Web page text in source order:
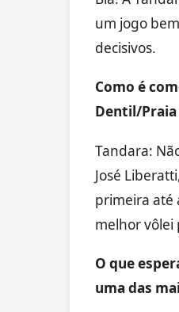
um jogo
decisivos.
Como é
Dentil/Praia
Tandara:
José
primeira até
melhor vôlei
O que
uma das